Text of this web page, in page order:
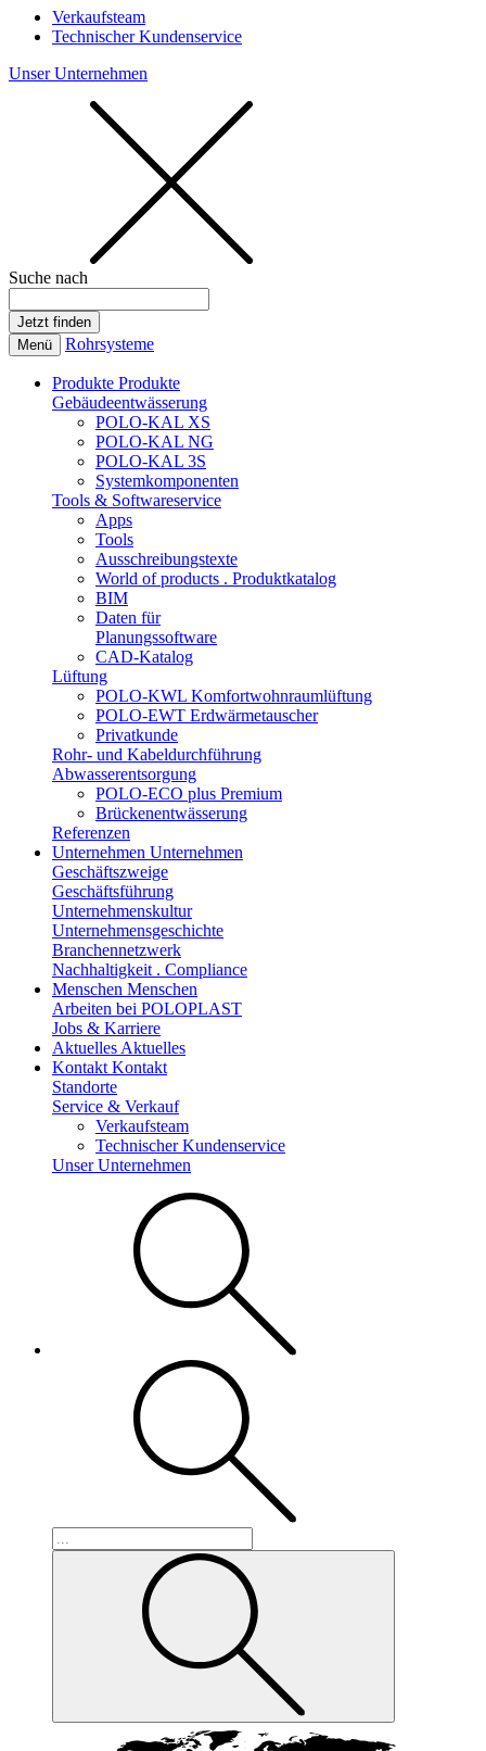
Verkaufsteam
Technischer Kundenservice
Unser Unternehmen
Suche nach
Menü Rohrsysteme
Produkte Produkte
Gebäudeentwässerung
POLO-KAL XS
POLO-KAL NG
POLO-KAL 3S
Systemkomponenten
Tools & Softwareservice
Apps
Tools
Ausschreibungstexte
World of products . Produktkatalog
BIM
Daten für
Planungssoftware
CAD-Katalog
Lüftung
POLO-KWL Komfortwohnraumlüftung
POLO-EWT Erdwärmetauscher
Privatkunde
Rohr- und Kabeldurchführung
Abwasserentsorgung
POLO-ECO plus Premium
Brückenentwässerung
Referenzen
Unternehmen Unternehmen
Geschäftszweige
Geschäftsführung
Unternehmenskultur
Unternehmensgeschichte
Branchennetzwerk
Nachhaltigkeit . Compliance
Menschen Menschen
Arbeiten bei POLOPLAST
Jobs & Karriere
Aktuelles Aktuelles
Kontakt Kontakt
Standorte
Service & Verkauf
Verkaufsteam
Technischer Kundenservice
Unser Unternehmen